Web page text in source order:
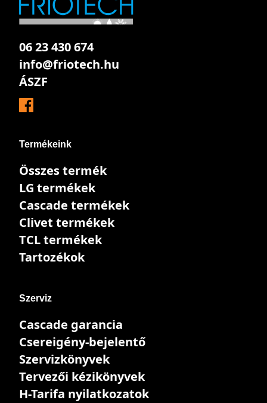
06 23 430 674
info@friotech.hu
ÁSZF
Termékeink
Összes termék
LG termékek
Cascade termékek
Clivet termékek
TCL termékek
Tartozékok
Szerviz
Cascade garancia
Csereigény-bejelentő
Szervizkönyvek
Tervezői kézikönyvek
H-Tarifa nyilatkozatok